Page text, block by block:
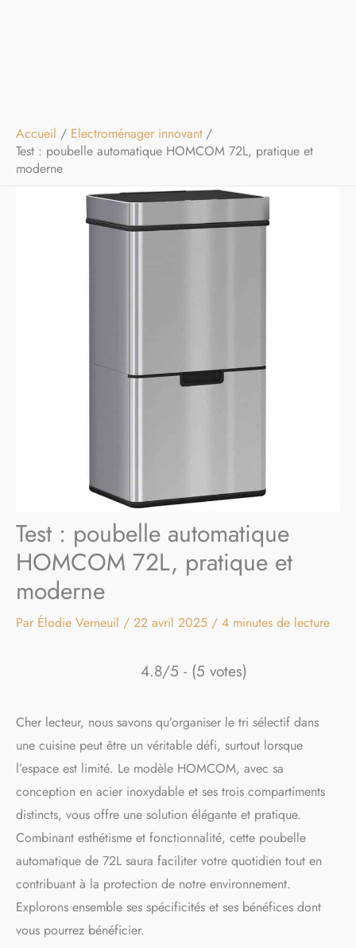
Accueil
Electroménager innovant
Test : poubelle automatique HOMCOM 72L, pratique et
moderne
Test : poubelle automatique
HOMCOM 72L, pratique et
moderne
Par Élodie Verneuil / 22 avril 2025 / 4 minutes de lecture
4.8/5 - (5 votes)
Cher lecteur, nous savons qu’organiser le tri sélectif dans
une cuisine peut être un véritable défi, surtout lorsque
l’espace est limité. Le modèle HOMCOM, avec sa
conception en acier inoxydable et ses trois compartiments
distincts, vous offre une solution élégante et pratique.
Combinant esthétisme et fonctionnalité, cette poubelle
automatique de 72L saura faciliter votre quotidien tout en
contribuant à la protection de notre environnement.
Explorons ensemble ses spécificités et ses bénéfices dont
vous pourrez bénéficier.